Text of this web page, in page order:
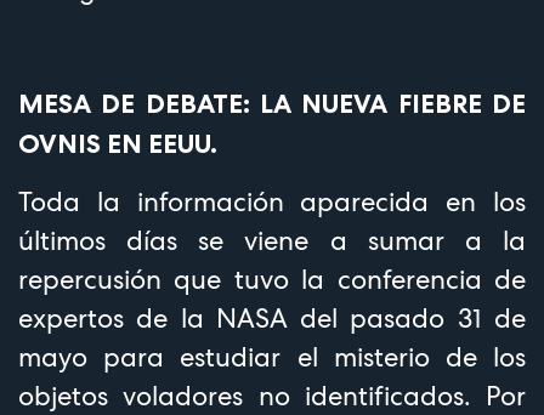
MESA DE DEBATE: LA NUEVA FIEBRE DE
OVNIS EN EEUU.
Toda la información aparecida en los
últimos días se viene a sumar a la
repercusión que tuvo la conferencia de
expertos de la NASA del pasado 31 de
mayo para estudiar el misterio de los
objetos voladores no identificados. Por